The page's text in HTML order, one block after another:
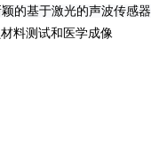
颖的基于激光的声波传感器
料测试和医学成像